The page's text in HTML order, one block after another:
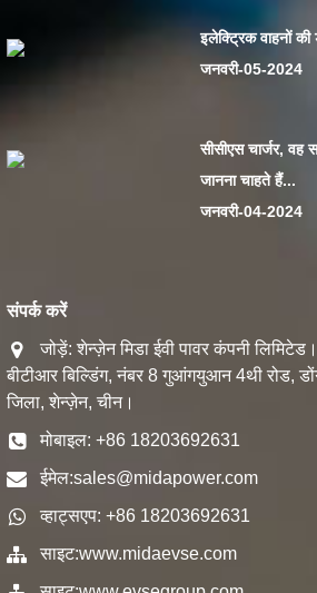
इलेक्ट्रिक वाहनों की
जनवरी-05-2024
सीसीएस चार्जर,
जानना चाहते हैं...
जनवरी-04-2024
संपर्क करें
जोड़ें: शेन्ज़ेन मिडा ईवी पावर कंपनी
बीटीआर बिल्डिंग, नंबर 8 गुआंगयुआन 4थी रोड,
जिला, शेन्ज़ेन, चीन।
मोबाइल: +86 18203692631
ईमेल:sales@midapower.com
व्हाट्सएप: +86 18203692631
साइट:www.midaevse.com